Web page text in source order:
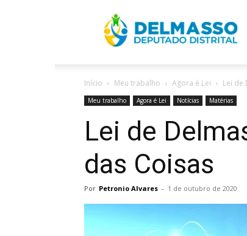
Início Meu trabalho Agora é Lei Lei de
Meu trabalho Agora é Lei Notícias Matérias
Lei de
das Coisas
Por Petronio Alvares - 1 de outubro de 2020